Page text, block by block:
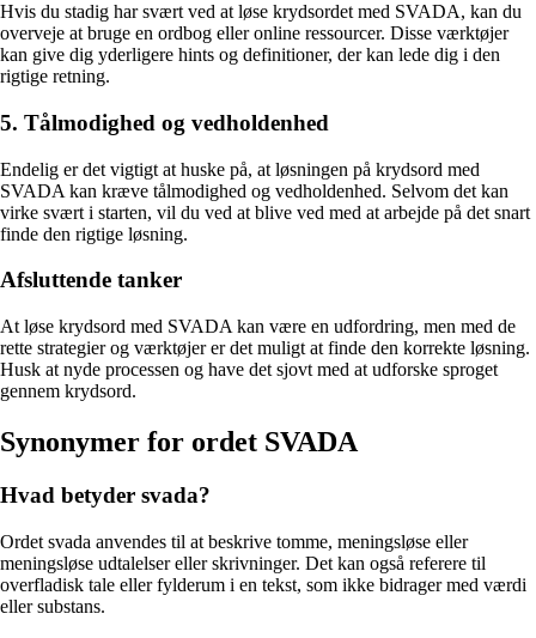
Hvis du stadig har svært ved at løse krydsordet med SVADA, kan du
overveje at bruge en ordbog eller online ressourcer. Disse værktøjer
kan give dig yderligere hints og definitioner, der kan lede dig i den
rigtige retning.
5. Tålmodighed og vedholdenhed
Endelig er det vigtigt at huske på, at løsningen på krydsord med
SVADA kan kræve tålmodighed og vedholdenhed. Selvom det kan
virke svært i starten, vil du ved at blive ved med at arbejde på det snart
finde den rigtige løsning.
Afsluttende tanker
At løse krydsord med SVADA kan være en udfordring, men med de
rette strategier og værktøjer er det muligt at finde den korrekte løsning.
Husk at nyde processen og have det sjovt med at udforske sproget
gennem krydsord.
Synonymer for ordet SVADA
Hvad betyder svada?
Ordet svada anvendes til at beskrive tomme, meningsløse eller
meningsløse udtalelser eller skrivninger. Det kan også referere til
overfladisk tale eller fylderum i en tekst, som ikke bidrager med værdi
eller substans.